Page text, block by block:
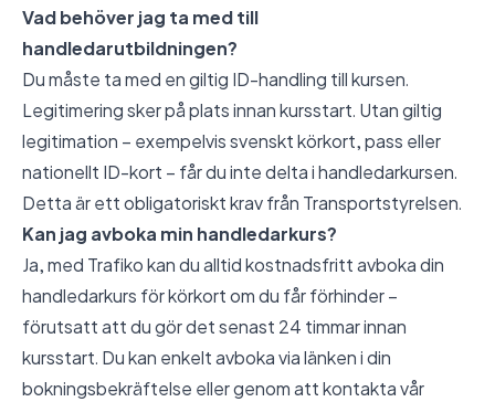
Vad behöver jag ta med till
handledarutbildningen?
Du måste ta med en giltig ID-handling till kursen.
Legitimering sker på plats innan kursstart. Utan giltig
legitimation – exempelvis svenskt körkort, pass eller
nationellt ID-kort – får du inte delta i handledarkursen.
Detta är ett obligatoriskt krav från Transportstyrelsen.
Kan jag avboka min handledarkurs?
Ja, med Trafiko kan du alltid kostnadsfritt avboka din
handledarkurs för körkort om du får förhinder –
förutsatt att du gör det senast 24 timmar innan
kursstart. Du kan enkelt avboka via länken i din
bokningsbekräftelse eller genom att kontakta vår